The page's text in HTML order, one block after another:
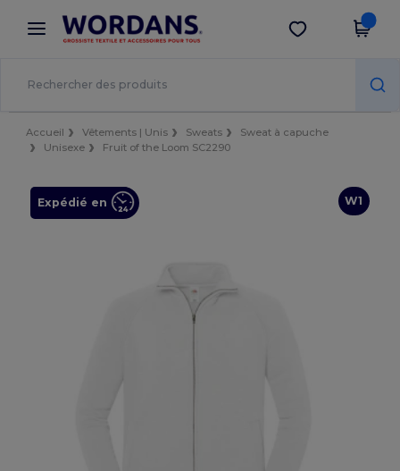
× Appli Wordans
Meilleurs prix sur l’app !
Obtenir l'appli
Accueil Vêtements | Unis Sweats
Sweat à capuche
Unisexe
Fruit of the Loom SC2290
W1
Expédié en